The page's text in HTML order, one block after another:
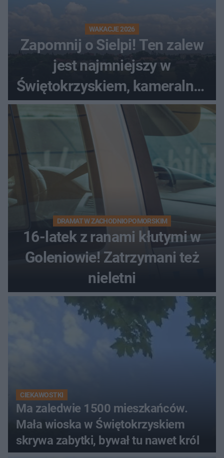
WAKACJE 2026
Zapomnij o Sielpi! Ten zalew
jest najmniejszy w
Świętokrzyskiem, kameralny i
bez tłumów
DRAMAT W ZACHODNIOPOMORSKIM
16-latek z ranami kłutymi w
Goleniowie! Zatrzymani też
nieletni
CIEKAWOSTKI
Ma zaledwie 1500 mieszkańców.
Mała wioska w Świętokrzyskiem
skrywa zabytki, bywał tu nawet król